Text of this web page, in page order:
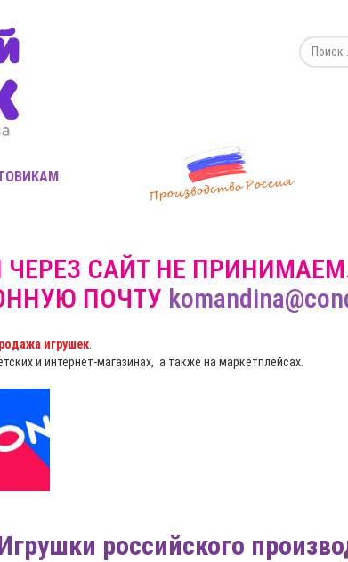
ЧЕРЕЗ САЙТ НЕ
ПОЧТУ
игрушек
и интернет-магазинах, а также на маркетплейсах.
российского